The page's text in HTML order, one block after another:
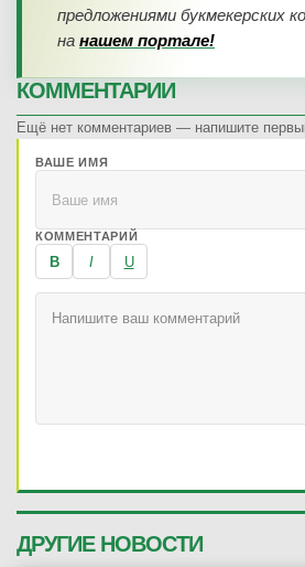
предложениями букмекерских
на нашем портале!
КОММЕНТАРИИ
Ещё нет комментариев — напишите
ВАШЕ ИМЯ
КОММЕНТАРИЙ
B I U
ДРУГИЕ НОВОСТИ